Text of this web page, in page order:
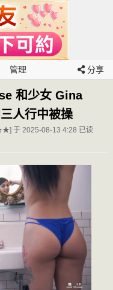
管理 分享
和少女 Gina
人行中被操
2025-08-13 4:28 已读